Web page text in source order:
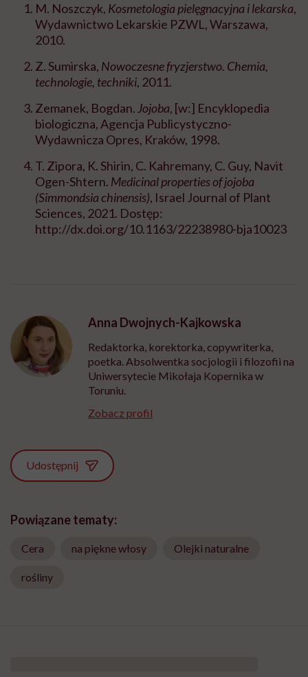
M. Noszczyk, Kosmetologia pielęgnacyjna i lekarska,
Wydawnictwo Lekarskie PZWL, Warszawa,
2010.
Z. Sumirska, Nowoczesne fryzjerstwo. Chemia,
technologie, techniki, 2011.
Zemanek, Bogdan. Jojoba, [w:] Encyklopedia
biologiczna, Agencja Publicystyczno-
Wydawnicza Opres, Kraków, 1998.
T. Zipora, K. Shirin, C. Kahremany, C. Guy, Navit
Ogen-Shtern. Medicinal properties of jojoba
(Simmondsia chinensis), Israel Journal of Plant
Sciences, 2021. Dostęp:
http://dx.doi.org/10.1163/22238980-bja10023
Anna Dwojnych-Kajkowska
Redaktorka, korektorka, copywriterka,
poetka. Absolwentka socjologii i filozofii na
Uniwersytecie Mikołaja Kopernika w
Toruniu.
Zobacz profil
Udostępnij
Powiązane tematy:
Cera na piękne włosy Olejki naturalne
rośliny